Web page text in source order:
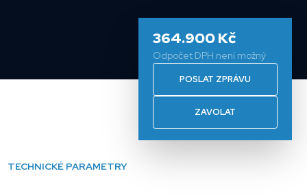
364.900 Kč
Odpočet DPH není možný
POSLAT ZPRÁVU
ZAVOLAT
TECHNICKÉ PARAMETRY